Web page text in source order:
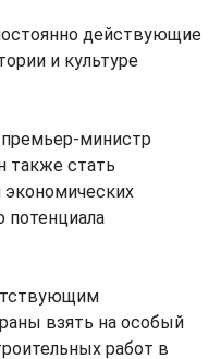
действующие
и культуре
министр
также стать
потенциала
взять на особый
работ в